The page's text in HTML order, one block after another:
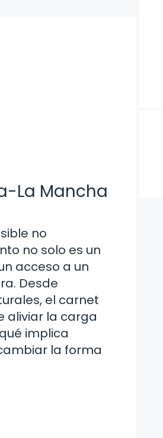
La Mancha
no
no solo es un
acceso a un
Desde
el carnet
aliviar la carga
implica
la forma